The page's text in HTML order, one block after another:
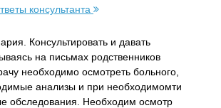
консультанта
Консультировать и давать
на письмах родственников
необходимо осмотреть больного,
анализы и при необходимомти
обследования. Необходим осмотр